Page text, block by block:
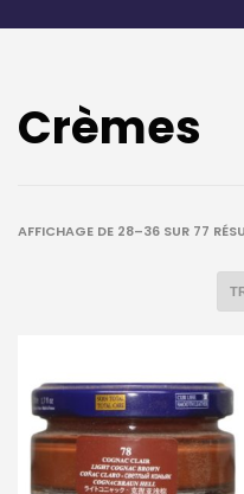
Crèmes
AFFICHAGE DE 28–36 SUR 77